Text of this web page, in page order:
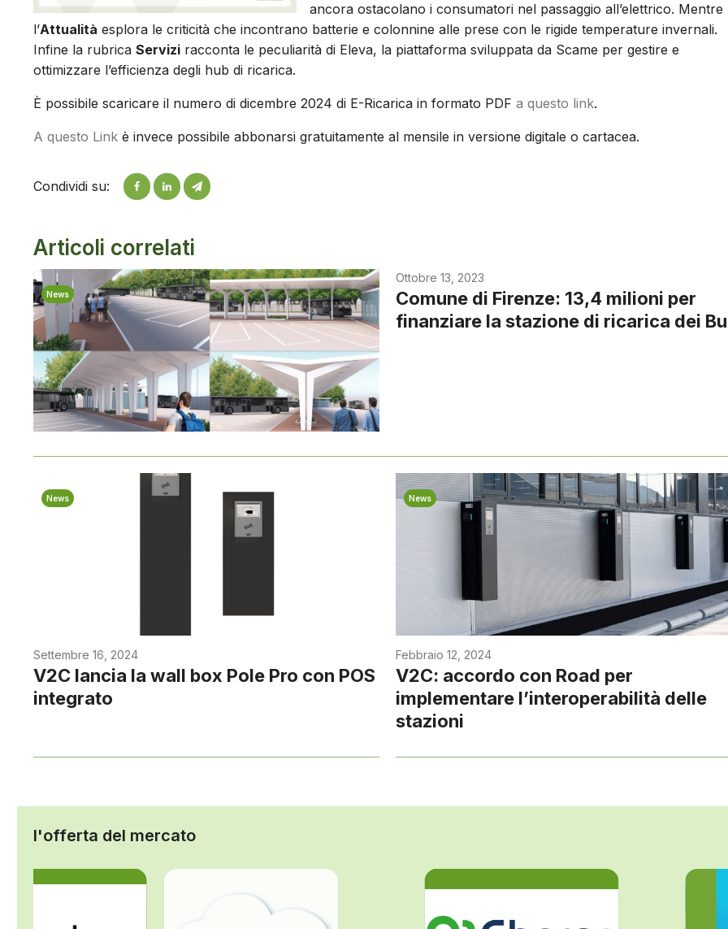
ancora ostacolano i consumatori nel passaggio all’elettrico. Mentre
l’Attualità esplora le criticità che incontrano batterie e colonnine alle prese con le rigide temperature invernali.
Infine la rubrica Servizi racconta le peculiarità di Eleva, la piattaforma sviluppata da Scame per gestire e
ottimizzare l’efficienza degli hub di ricarica.
È possibile scaricare il numero di dicembre 2024 di E-Ricarica in formato PDF a questo link.
A questo Link è invece possibile abbonarsi gratuitamente al mensile in versione digitale o cartacea.
Condividi su:
Articoli correlati
News
Ottobre 13, 2023
Comune di Firenze: 13,4 milioni per
finanziare la stazione di ricarica dei
News
Settembre 16, 2024
V2C lancia la wall box Pole Pro con POS
integrato
News
Febbraio 12, 2024
V2C: accordo con Road per
implementare l’interoperabilità delle
stazioni
l'offerta del mercato